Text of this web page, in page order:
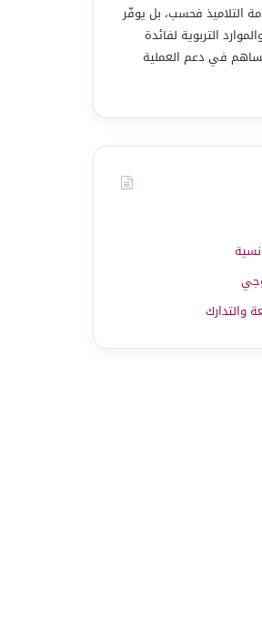
التلاميذ فحسب، بل يوفّر
التربوية لفائدة
يساهم في دعم العملية
والتدارك